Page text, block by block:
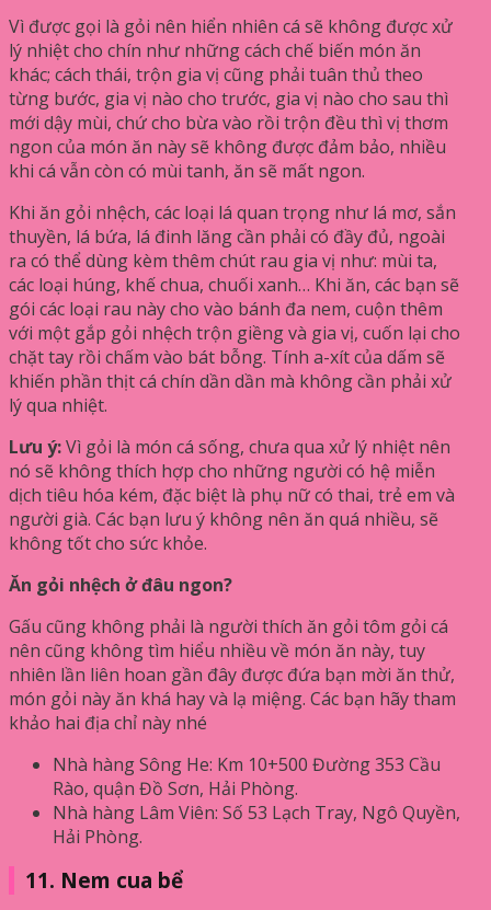
Vì được gọi là gỏi nên hiển nhiên cá sẽ không được xử
lý nhiệt cho chín như những cách chế biến món ăn
khác; cách thái, trộn gia vị cũng phải tuân thủ theo
từng bước, gia vị nào cho trước, gia vị nào cho sau thì
mới dậy mùi, chứ cho bừa vào rồi trộn đều thì vị thơm
ngon của món ăn này sẽ không được đảm bảo, nhiều
khi cá vẫn còn có mùi tanh, ăn sẽ mất ngon.
Khi ăn gỏi nhệch, các loại lá quan trọng như lá mơ, sắn
thuyền, lá bứa, lá đinh lăng cần phải có đầy đủ, ngoài
ra có thể dùng kèm thêm chút rau gia vị như: mùi ta,
các loại húng, khế chua, chuối xanh… Khi ăn, các bạn sẽ
gói các loại rau này cho vào bánh đa nem, cuộn thêm
với một gắp gỏi nhệch trộn giềng và gia vị, cuốn lại cho
chặt tay rồi chấm vào bát bỗng. Tính a-xít của dấm sẽ
khiến phần thịt cá chín dần dần mà không cần phải xử
lý qua nhiệt.
Lưu ý:Vì gỏi là món cá sống, chưa qua xử lý nhiệt nên
nó sẽ không thích hợp cho những người có hệ miễn
dịch tiêu hóa kém, đặc biệt là phụ nữ có thai, trẻ em và
người già. Các bạn lưu ý không nên ăn quá nhiều, sẽ
không tốt cho sức khỏe.
Ăn gỏi nhệch ở đâu ngon?
Gấu cũng không phải là người thích ăn gỏi tôm gỏi cá
nên cũng không tìm hiểu nhiều về món ăn này, tuy
nhiên lần liên hoan gần đây được đứa bạn mời ăn thử,
món gỏi này ăn khá hay và lạ miệng. Các bạn hãy tham
khảo hai địa chỉ này nhé
Nhà hàng Sông He: Km 10+500 Đường 353 Cầu
Rào, quận Đồ Sơn, Hải Phòng.
Nhà hàng Lâm Viên: Số 53 Lạch Tray, Ngô Quyền,
Hải Phòng.
11. Nem cua bể